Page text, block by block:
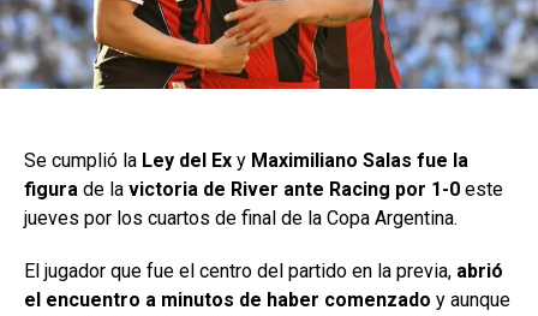
Se cumplió la Ley del Ex y Maximiliano Salas fue la
figura de la victoria de River ante Racing por 1-0 este
jueves por los cuartos de final de la Copa Argentina.
El jugador que fue el centro del partido en la previa, abrió
el encuentro a minutos de haber comenzado y aunque